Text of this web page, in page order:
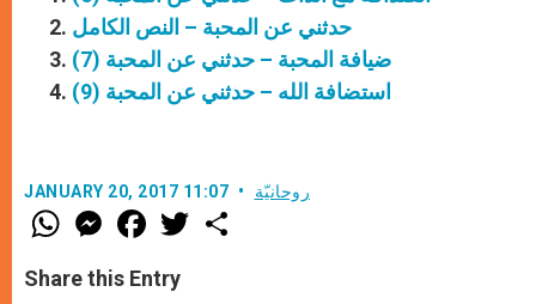
حدثني عن المحبة – النص الكامل
ضيافة المحبة – حدثني عن المحبة (7)
استضافة الله – حدثني عن المحبة (9)
JANUARY 20, 2017 11:07 روحانيّة
W
h
t
s
M
e
s
e
F
a
e
b
w
Share this Entry